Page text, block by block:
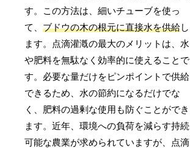
す。この方法は、細いチューブを使っ
て、ブドウの木の根元に直接水を供給し
ます。点滴灌漑の最大のメリットは、水
や肥料を無駄なく効率的に使えることで
す。必要な量だけをピンポイントで供給
できるため、水の節約になるだけでな
く、肥料の過剰な使用も防ぐことができ
ます。近年、環境への負荷を減らす持続
可能な農業が求められていますが、点滴